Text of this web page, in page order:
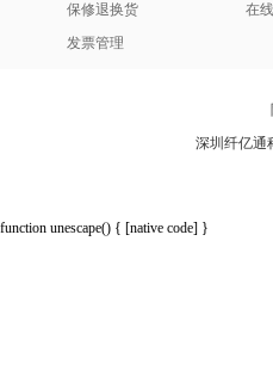
保修退换货
发票管理
在
深圳纤亿通
function unescape() { [native code] }